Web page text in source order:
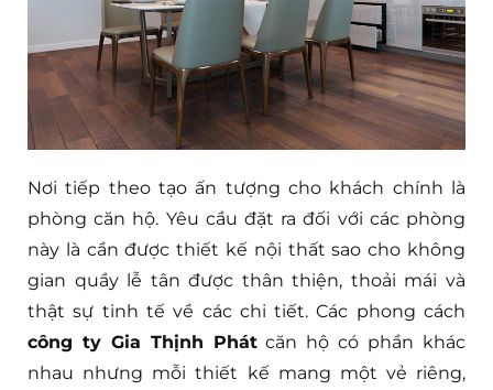
Nơi tiếp theo tạo ấn tượng cho khách chính là
phòng căn hộ. Yêu cầu đặt ra đối với các phòng
này là cần được thiết kế nội thất sao cho không
gian quầy lễ tân được thân thiện, thoải mái và
thật sự tinh tế về các chi tiết. Các phong cách
công ty Gia Thịnh Phátcăn hộ có phần khác
nhau nhưng mỗi thiết kế mang một vẻ riêng,